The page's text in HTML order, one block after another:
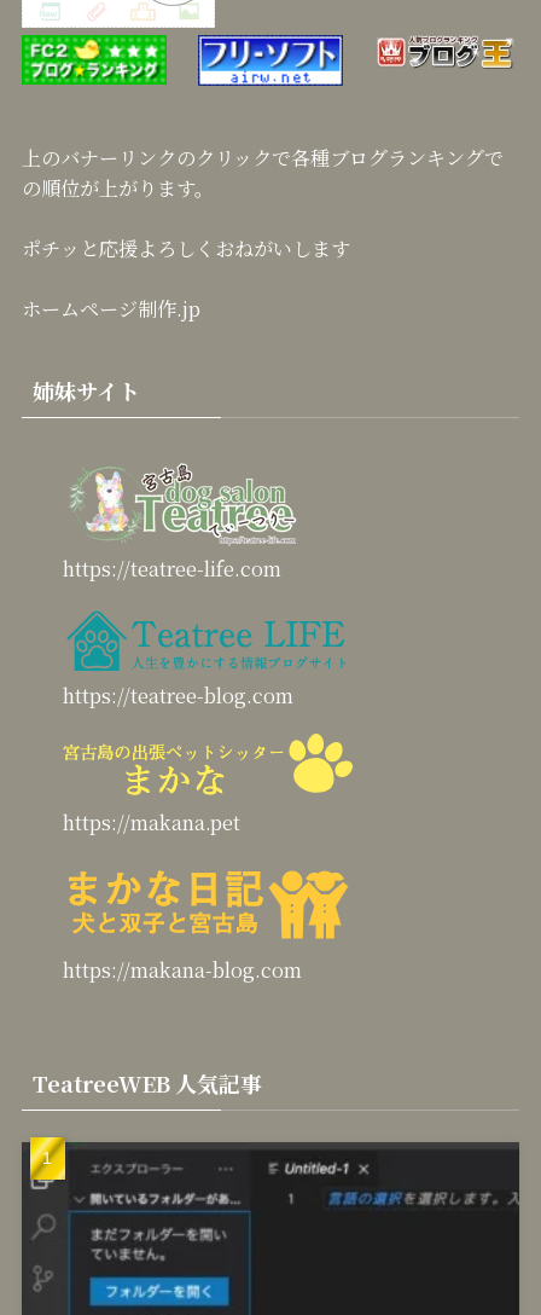
上のバナーリンクのクリックで各種ブログランキングで
の順位が上がります。
ポチッと応援よろしくおねがいします
ホームページ制作.jp
姉妹サイト
https://teatree-life.com
https://teatree-blog.com
https://makana.pet
https://makana-blog.com
TeatreeWEB 人気記事